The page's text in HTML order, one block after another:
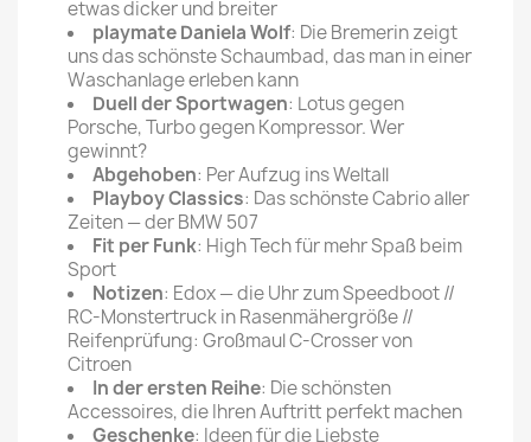
etwas dicker und breiter
playmate Daniela Wolf: Die Bremerin zeigt
uns das schönste Schaumbad, das man in einer
Waschanlage erleben kann
Duell der Sportwagen: Lotus gegen
Porsche, Turbo gegen Kompressor. Wer
gewinnt?
Abgehoben: Per Aufzug ins Weltall
Playboy Classics: Das schönste Cabrio aller
Zeiten — der BMW 507
Fit per Funk: High Tech für mehr Spaß beim
Sport
Notizen: Edox — die Uhr zum Speedboot //
RC-Monstertruck in Rasenmähergröße //
Reifenprüfung: Großmaul C-Crosser von
Citroen
In der ersten Reihe: Die schönsten
Accessoires, die Ihren Auftritt perfekt machen
Geschenke: Ideen für die Liebste